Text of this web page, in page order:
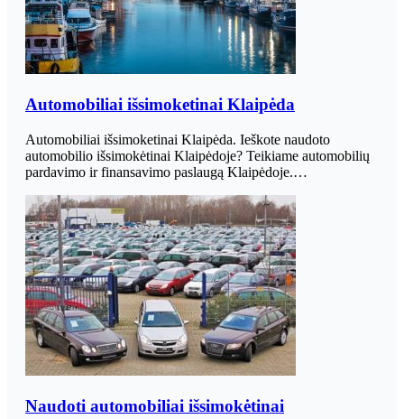
Automobiliai išsimoketinai Klaipėda
Automobiliai išsimoketinai Klaipėda. Ieškote naudoto
automobilio išsimokėtinai Klaipėdoje? Teikiame automobilių
pardavimo ir finansavimo paslaugą Klaipėdoje.…
Naudoti automobiliai išsimokėtinai